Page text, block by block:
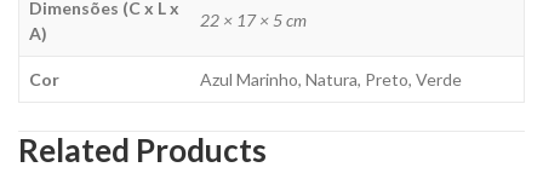
Dimensões (C x L x
A)
22 × 17 × 5 cm
Cor Azul Marinho, Natura, Preto, Verde
Related Products